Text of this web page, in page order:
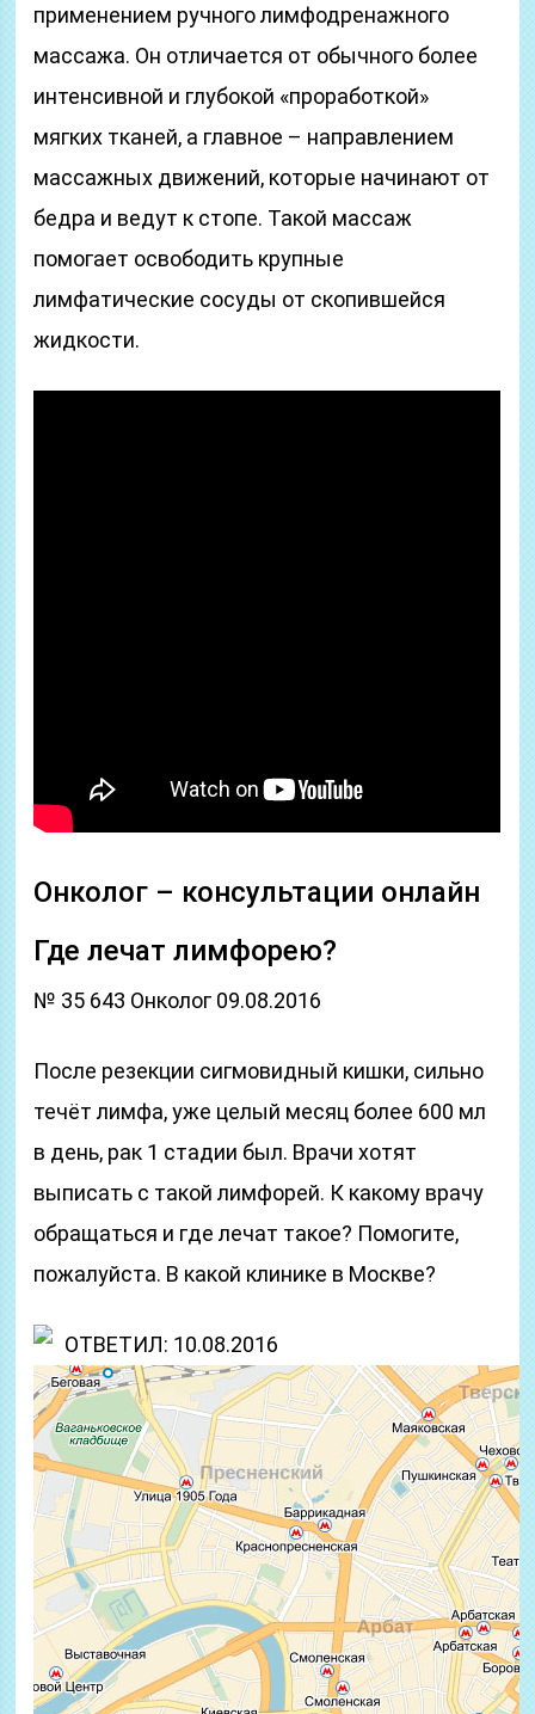
применением ручного лимфодренажного
массажа. Он отличается от обычного более
интенсивной и глубокой «проработкой»
мягких тканей, а главное – направлением
массажных движений, которые начинают от
бедра и ведут к стопе. Такой массаж
помогает освободить крупные
лимфатические сосуды от скопившейся
жидкости.
Онколог – консультации онлайн
Где лечат лимфорею?
№ 35 643 Онколог 09.08.2016
После резекции сигмовидный кишки, сильно
течёт лимфа, уже целый месяц более 600 мл
в день, рак 1 стадии был. Врачи хотят
выписать с такой лимфорей. К какому врачу
обращаться и где лечат такое? Помогите,
пожалуйста. В какой клинике в Москве?
ОТВЕТИЛ: 10.08.2016